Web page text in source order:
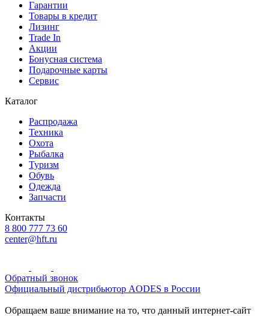
Гарантии
Товары в кредит
Лизинг
Trade In
Акции
Бонусная система
Подарочные карты
Сервис
Каталог
Распродажа
Техника
Охота
Рыбалка
Туризм
Обувь
Одежда
Запчасти
Контакты
8 800 777 73 60
center@hft.ru
Обратный звонок
Официальный дистрибьютор AODES в России
Обращаем ваше внимание на то, что данный интернет-сайт